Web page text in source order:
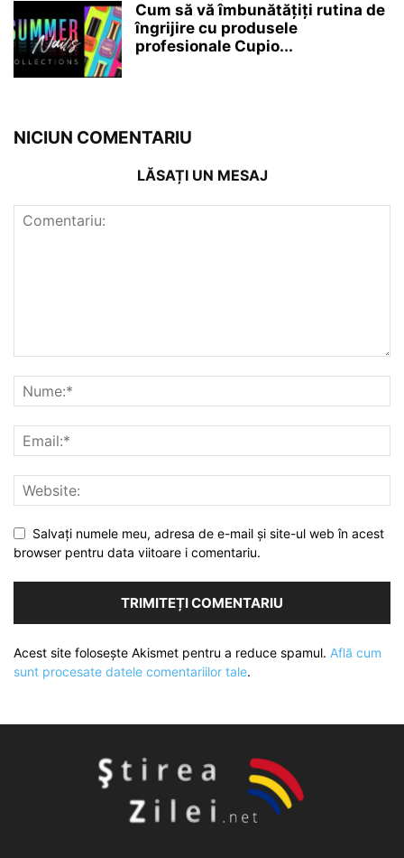
Cum să vă îmbunătățiți rutina de
îngrijire cu produsele
profesionale Cupio...
NICIUN COMENTARIU
LĂSAȚI UN MESAJ
Salvați numele meu, adresa de e-mail și site-ul web în acest
browser pentru data viitoare i comentariu.
Acest site folosește Akismet pentru a reduce spamul. Află cum
sunt procesate datele comentariilor tale.